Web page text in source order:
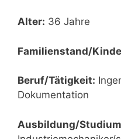
Alter: 36 Jahre
Familienstand/
Beruf/Tätigkeit:
Dokumentation
Ausbildung/